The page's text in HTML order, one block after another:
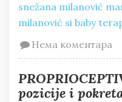
snežana milanović
milanović si baby
Нема коментара
pozicije i